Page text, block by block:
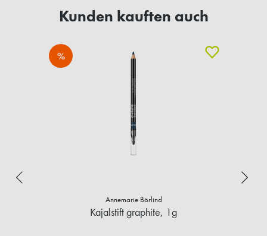
Kunden kauften auch
%
Annemarie Börlind
Kajalstift graphite, 1g